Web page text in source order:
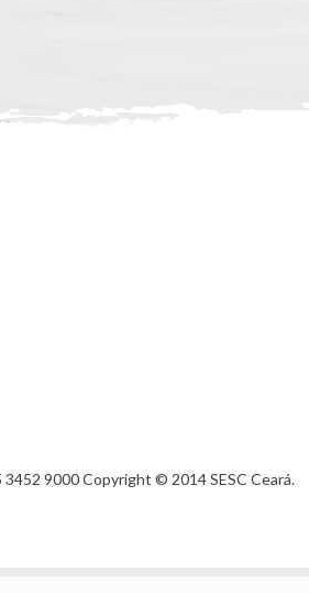
3452 9000 Copyright © 2014 SESC Ceará.